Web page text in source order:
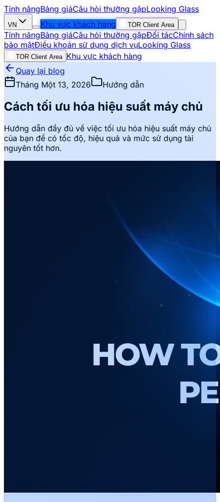
Tính năngBảng giáCâu hỏi thường gặpLooking Glass
VN Khu vực khách hàng TOR Client Area
Tính năngBảng giáCâu hỏi thường gặpĐối tácChính sách
bảo mậtĐiều khoản sử dụng dịch vụLooking Glass
TOR Client Area Khu vực khách hàng
Quay lại blog
Tháng Một 13, 2026
Hướng dẫn
Cách tối ưu hóa hiệu suất máy chủ
Hướng dẫn đầy đủ về việc tối ưu hóa hiệu suất máy chủ
của bạn để có tốc độ, hiệu quả và mức sử dụng tài
nguyên tốt hơn.